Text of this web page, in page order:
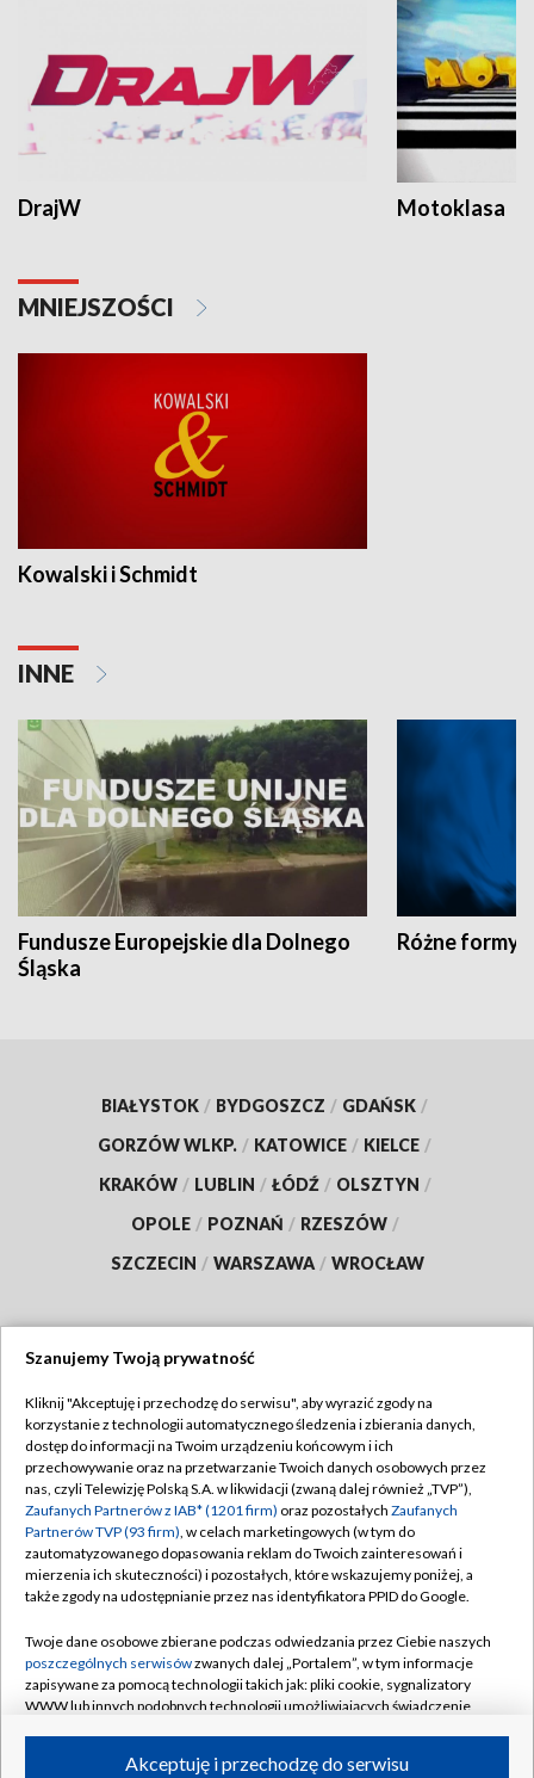
DrajW Motoklasa
MNIEJSZOŚCI
Kowalski i Schmidt
INNE
Fundusze Europejskie dla Dolnego
Śląska
Różne formy
BIAŁYSTOK / BYDGOSZCZ / GDAŃSK /
GORZÓW WLKP. / KATOWICE / KIELCE /
KRAKÓW / LUBLIN / ŁÓDŹ / OLSZTYN /
OPOLE / POZNAŃ / RZESZÓW /
SZCZECIN / WARSZAWA / WROCŁAW
TVP
Abonament TVP
Emisja w TVP
Centrum informacji TVP
Naziemna Telewizja Cyfrowa
Rada Programowa
System NOS
Informacje o nadawcy
Regulamin TVP
Polityka prywatności
Moje zgody
Pomoc
Kontakt
Kanały
Szanujemy Twoją prywatność
Kliknij "Akceptuję i przechodzę do serwisu", aby wyrazić zgody na
korzystanie z technologii automatycznego śledzenia i zbierania danych,
dostęp do informacji na Twoim urządzeniu końcowym i ich
przechowywanie oraz na przetwarzanie Twoich danych osobowych przez
nas, czyli Telewizję Polską S.A. w likwidacji (zwaną dalej również „TVP”),
Zaufanych Partnerów z IAB* (1201 firm) oraz pozostałych Zaufanych
Partnerów TVP (93 firm), w celach marketingowych (w tym do
zautomatyzowanego dopasowania reklam do Twoich zainteresowań i
mierzenia ich skuteczności) i pozostałych, które wskazujemy poniżej, a
także zgody na udostępnianie przez nas identyfikatora PPID do Google.
Twoje dane osobowe zbierane podczas odwiedzania przez Ciebie naszych
poszczególnych serwisówzwanych dalej „Portalem”, w tym informacje
zapisywane za pomocą technologii takich jak: pliki cookie, sygnalizatory
WWW lub innych podobnych technologii umożliwiających świadczenie
ruchu w Internecie.Akceptuję i przechodzę do serwisu